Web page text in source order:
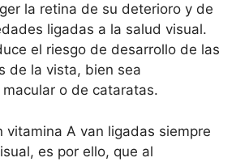
la retina de su deterioro y de
ligadas a la salud visual.
el riesgo de desarrollo de las
de la vista, bien sea
o de cataratas.
vitamina A van ligadas siempre
es por ello, que al